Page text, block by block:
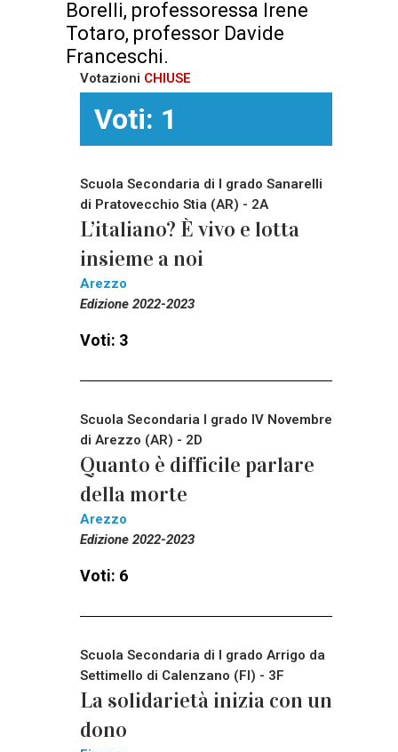
Borelli, professoressa Irene
Totaro, professor Davide
Franceschi.
Votazioni CHIUSE
Voti: 1
Scuola Secondaria di I grado Sanarelli
di Pratovecchio Stia (AR) - 2A
L’italiano? È vivo e lotta
insieme a noi
Arezzo
Edizione 2022-2023
Voti: 3
Scuola Secondaria I grado IV Novembre
di Arezzo (AR) - 2D
Quanto è difficile parlare
della morte
Arezzo
Edizione 2022-2023
Voti: 6
Scuola Secondaria di I grado Arrigo da
Settimello di Calenzano (FI) - 3F
La solidarietà inizia con un
dono